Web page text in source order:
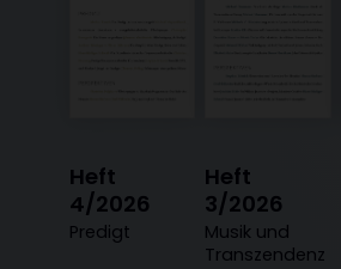
Heft
4/2026
:
Predigt
Heft
3/2026
:
Musik und
Transzendenz